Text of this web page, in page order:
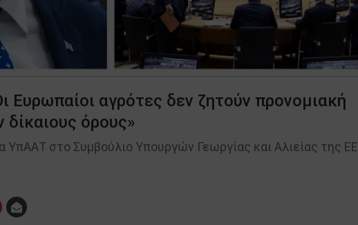
Ευρωπαίοι αγρότες δεν ζητούν προνομιακή
δίκαιους όρους»
ΥπΑΑΤ στο Συμβούλιο Υπουργών Γεωργίας και Αλιείας της ΕΕ